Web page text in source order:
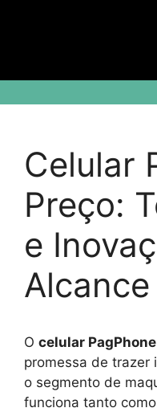
Celular
Preço:
e
Alcance
O celular
promessa de trazer
o segmento de
funciona tanto